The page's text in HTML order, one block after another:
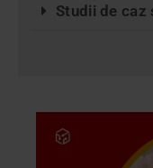
Studii de